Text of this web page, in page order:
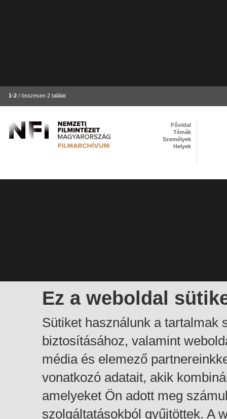
1-2 / összesen 2 találat
Ez a weboldal
Sütiket használunk a tartalmak
biztosításához, valamint
média és elemező
vonatkozó adatait, akik
amelyeket Ön adott meg
szolgáltatásokból gyűjtöttek. A
Főoldal
Témák
Személyek
Helyek